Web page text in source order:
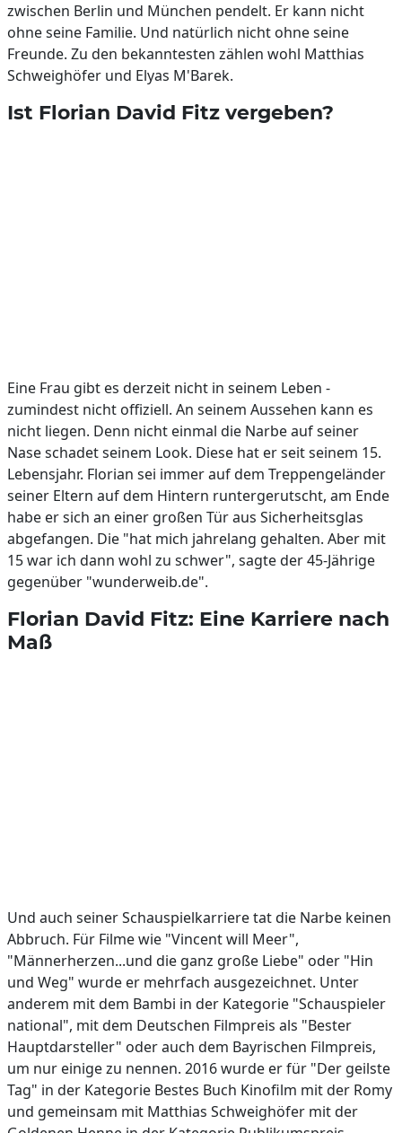
zwischen Berlin und München pendelt. Er kann nicht
ohne seine Familie. Und natürlich nicht ohne seine
Freunde. Zu den bekanntesten zählen wohl Matthias
Schweighöfer und Elyas M'Barek.
Ist Florian David Fitz vergeben?
Eine Frau gibt es derzeit nicht in seinem Leben -
zumindest nicht offiziell. An seinem Aussehen kann es
nicht liegen. Denn nicht einmal die Narbe auf seiner
Nase schadet seinem Look. Diese hat er seit seinem 15.
Lebensjahr. Florian sei immer auf dem Treppengeländer
seiner Eltern auf dem Hintern runtergerutscht, am Ende
habe er sich an einer großen Tür aus Sicherheitsglas
abgefangen. Die "hat mich jahrelang gehalten. Aber mit
15 war ich dann wohl zu schwer", sagte der 45-Jährige
gegenüber "wunderweib.de".
Florian David Fitz: Eine Karriere nach
Maß
Und auch seiner Schauspielkarriere tat die Narbe keinen
Abbruch. Für Filme wie "Vincent will Meer",
"Männerherzen...und die ganz große Liebe" oder "Hin
und Weg" wurde er mehrfach ausgezeichnet. Unter
anderem mit dem Bambi in der Kategorie "Schauspieler
national", mit dem Deutschen Filmpreis als "Bester
Hauptdarsteller" oder auch dem Bayrischen Filmpreis,
um nur einige zu nennen. 2016 wurde er für "Der geilste
Tag" in der Kategorie Bestes Buch Kinofilm mit der Romy
und gemeinsam mit Matthias Schweighöfer mit der